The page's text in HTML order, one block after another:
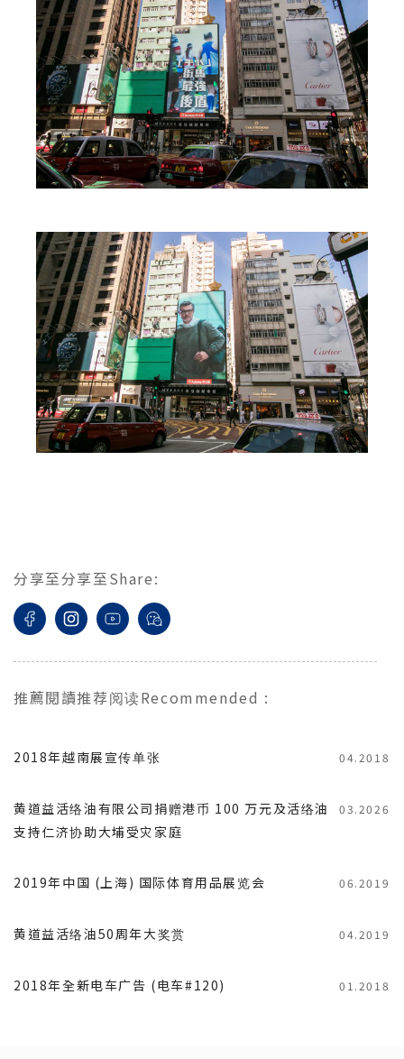
分享至分享至Share:
推薦閱讀推荐阅读Recommended :
2018年越南展宣传单张 04.2018
黄道益活络油有限公司捐赠港币 100 万元及活络油
支持仁济协助大埔受灾家庭
03.2026
2019年中国 (上海) 国际体育用品展览会 06.2019
黄道益活络油50周年大奖赏 04.2019
2018年全新电车广告 (电车#120) 01.2018